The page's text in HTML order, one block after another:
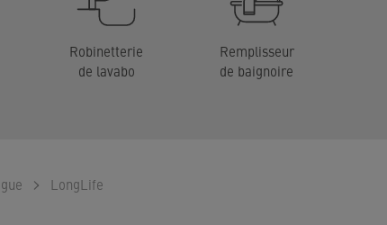
Robinetterie
de lavabo
Remplisseur
de baignoire
LongLife